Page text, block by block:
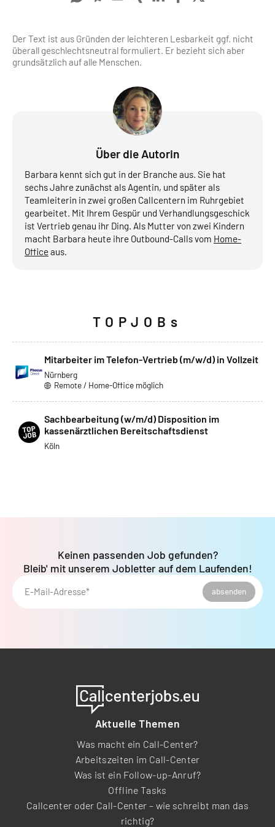
Der Text ist aus Gründen der leichteren Lesbarkeit ggf. nicht
überall geschlechts­neutral formuliert. Er bezieht sich aber
grundsätzlich auf alle Menschen.
Über die Autorin
Barbara kennt sich gut in der Branche aus. Sie hat
sechs Jahre zunächst als Agentin, und später als
Teamleiterin in zwei großen Callcentern im Ruhrgebiet
gearbeitet. Mit Ihrem Gespür und Verhandlungsgeschick
ist Vertrieb genau ihr Ding. Als Mutter von zwei Kindern
macht Barbara heute ihre Outbound-Calls vom Home-
Officeaus.
TOPJOBs
Mitarbeiter im Telefon-Vertrieb (m/w/d) in Vollzeit
Nürnberg
Remote / Home-Office möglich
Sachbearbeitung (w/m/d) Disposition im
kassenärztlichen Bereitschaftsdienst
Köln
E-Mail-Adresse* absenden
Keinen passenden Job gefunden?
Bleib' mit unserem Jobletter auf dem Laufenden!
Aktuelle Themen
Was macht ein Call-Center?
Arbeitszeiten im Call-Center
Was ist ein Follow-up-Anruf?
Offline Tasks
Callcenter oder Call-Center – wie schreibt man das
richtig?